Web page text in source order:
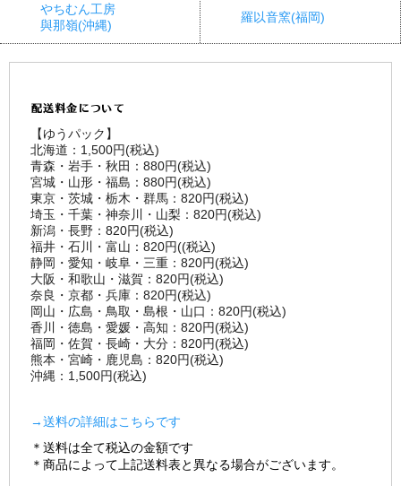
やちむん工房
與那嶺(沖縄)
羅以音窯(福岡)
【ゆうパック】
北海道：1,500円(税込)
青森・岩手・秋田：880円(税込)
宮城・山形・福島：880円(税込)
東京・茨城・栃木・群馬：820円(税込)
埼玉・千葉・神奈川・山梨：820円(税込)
新潟・長野：820円(税込)
福井・石川・富山：820円((税込)
静岡・愛知・岐阜・三重：820円(税込)
大阪・和歌山・滋賀：820円(税込)
奈良・京都・兵庫：820円(税込)
岡山・広島・鳥取・島根・山口：820円(税込)
香川・徳島・愛媛・高知：820円(税込)
福岡・佐賀・長崎・大分：820円(税込)
熊本・宮崎・鹿児島：820円(税込)
沖縄：1,500円(税込)
→送料の詳細はこちらです
＊送料は全て税込の金額です
＊商品によって上記送料表と異なる場合がございます。